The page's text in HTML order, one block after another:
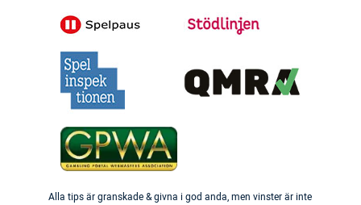
Alla tips är granskade & givna i god anda, men vinster är inte